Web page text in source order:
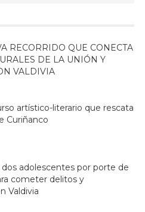
RECORRIDO QUE CONECTA
DE LA UNIÓN Y
VALDIVIA
artístico-literario que rescata
Curiñanco
adolescentes por porte de
cometer delitos y
Valdivia